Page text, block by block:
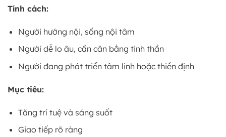
Tính cách:
Người hướng nội, sống nội tâm
Người dễ lo âu, cần cân bằng tinh thần
Người đang phát triển tâm linh hoặc thiền định
Mục tiêu:
Tăng trí tuệ và sáng suốt
Giao tiếp rõ ràng